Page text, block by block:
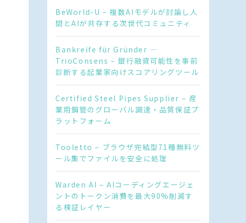
BeWorld-U – 複数AIモデルが討論し人
間とAIが共存する次世代コミュニティ
Bankreife für Gründer —
TrioConsens – 銀行融資可能性を事前
診断する起業家向けスコアリングツール
Certified Steel Pipes Supplier – 産
業用鋼管のグローバル調達・品質保証プ
ラットフォーム
Tooletto – ブラウザ完結型71種無料ツ
ール集でファイルを安全に処理
Warden AI – AIコーディングエージェ
ントのトークン消費を最大90%削減す
る検証レイヤー